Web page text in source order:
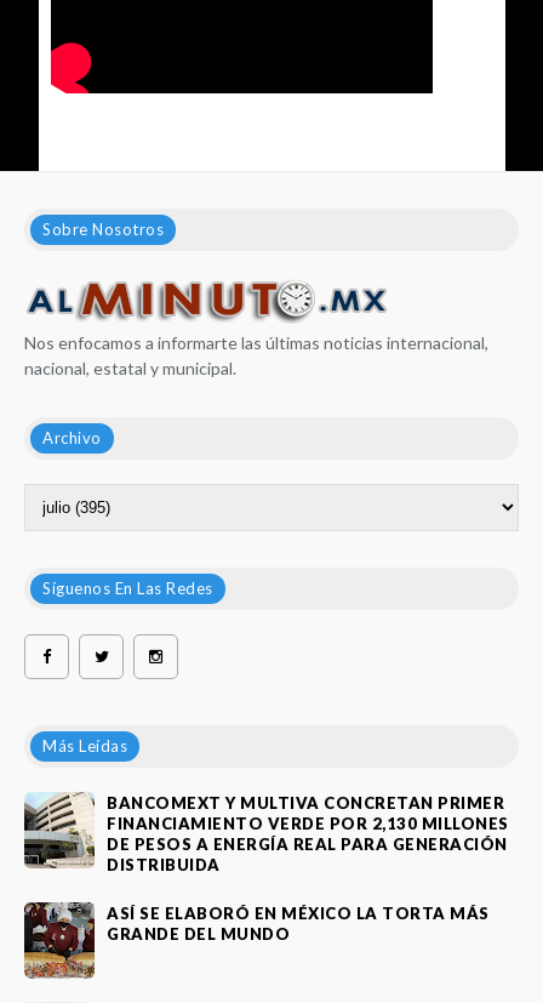
Sobre Nosotros
Nos enfocamos a informarte las últimas noticias internacional,
nacional, estatal y municipal.
Archivo
Síguenos En Las Redes
Más Leídas
BANCOMEXT Y MULTIVA CONCRETAN PRIMER
FINANCIAMIENTO VERDE POR 2,130 MILLONES
DE PESOS A ENERGÍA REAL PARA GENERACIÓN
DISTRIBUIDA
ASÍ SE ELABORÓ EN MÉXICO LA TORTA MÁS
GRANDE DEL MUNDO